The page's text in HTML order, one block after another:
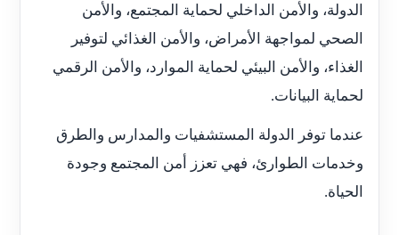
الدولة، والأمن الداخلي لحماية المجتمع، والأمن
الصحي لمواجهة الأمراض، والأمن الغذائي لتوفير
الغذاء، والأمن البيئي لحماية الموارد، والأمن الرقمي
لحماية البيانات.
عندما توفر الدولة المستشفيات والمدارس والطرق
وخدمات الطوارئ، فهي تعزز أمن المجتمع وجودة
الحياة.